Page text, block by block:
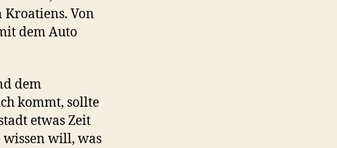
Von
dem Auto
dem
kommt, sollte
etwas Zeit
will, was